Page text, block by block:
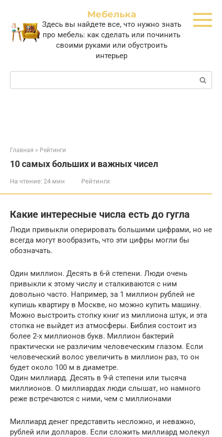
контенту
Мебелька
Здесь вы найдете все, что нужно знать
про мебель: как сделать или починить
своими руками или обустроить
интерьер
Поиск:
Главная » Рейтинги
10 самых больших и важных чисел
На чтение: 24 мин Рейтинги
Какие интересные числа есть до гугла
Люди привыкли оперировать большими цифрами, но не
всегда могут вообразить, что эти цифры могли бы
обозначать.
Один миллион. Десять в 6-й степени. Люди очень
привыкли к этому числу и сталкиваются с ним
довольно часто. Например, за 1 миллион рублей не
купишь квартиру в Москве, но можно купить машину.
Можно выстроить стопку книг из миллиона штук, и эта
стопка не выйдет из атмосферы. Библия состоит из
более 2-х миллионов букв. Миллион бактерий
практически не различим человеческим глазом. Если
человеческий волос увеличить в миллион раз, то он
будет около 100 м в диаметре.
Один миллиард. Десять в 9-й степени или тысяча
миллионов. О миллиардах люди слышат, но намного
реже встречаются с ними, чем с миллионами
Миллиард денег представить несложно, и неважно,
рублей или долларов. Если сложить миллиард молекул